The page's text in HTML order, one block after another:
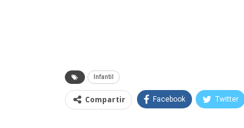
Infantil
Compartir Facebook Twitter